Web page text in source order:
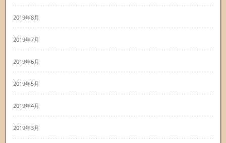
2019年8月
2019年7月
2019年6月
2019年5月
2019年4月
2019年3月